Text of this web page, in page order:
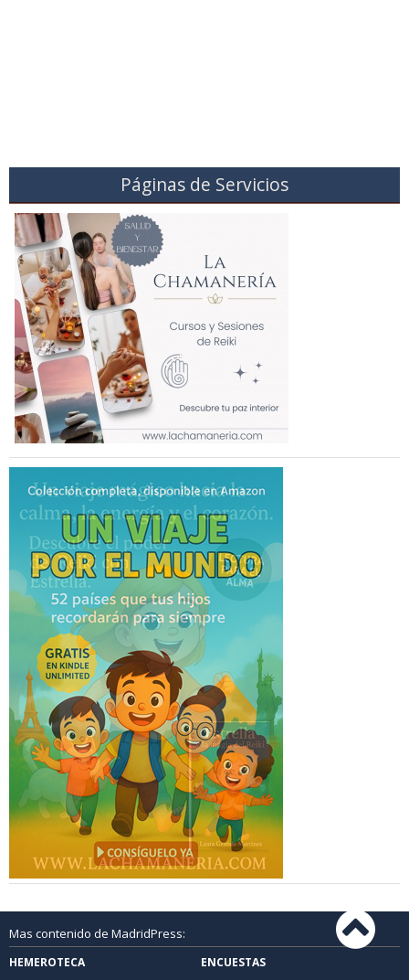
Páginas de Servicios
Mas contenido de MadridPress:
HEMEROTECA
ENCUESTAS